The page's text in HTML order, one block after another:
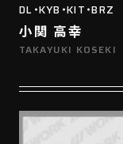
DL・KYB・KIT・BRZ
小関 高幸
TAKAYUKI KOSEKI